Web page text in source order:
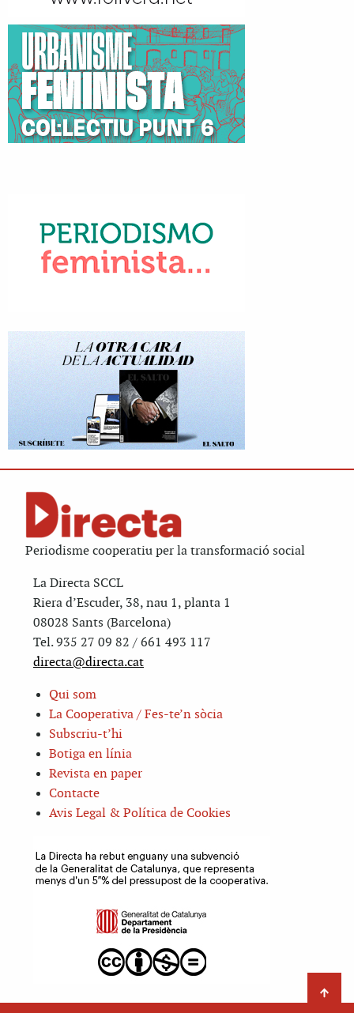
Periodisme cooperatiu per la transformació social
La Directa SCCL
Riera d’Escuder, 38, nau 1, planta 1
08028 Sants (Barcelona)
Tel. 935 27 09 82 / 661 493 117
directa@directa.cat
Qui som
La Cooperativa / Fes-te’n sòcia
Subscriu-t’hi
Botiga en línia
Revista en paper
Contacte
Avis Legal & Política de Cookies